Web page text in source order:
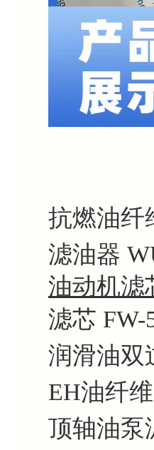
抗燃油纤
滤油器
油动机滤
滤芯 FW-
润滑油双
EH油纤
顶轴油泵